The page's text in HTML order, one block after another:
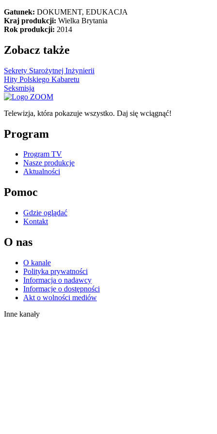
Gatunek: DOKUMENT, EDUKACJA
Kraj produkcji: Wielka Brytania
Rok produkcji: 2014
Zobacz także
Sekrety Starożytnej Inżynierii
Hity Polskiego Kabaretu
Seksmisja
Telewizja, która pokazuje wszystko. Daj się wciągnąć!
Program
Program TV
Nasze produkcje
Aktualności
Pomoc
Gdzie oglądać
Kontakt
O nas
O kanale
Polityka prywatności
Informacja o nadawcy
Informacje o dostępności
Akt o wolności mediów
Inne kanały